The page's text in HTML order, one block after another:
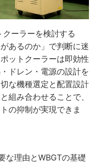
ーラーを検討する
あるのか」で判断に迷
ットクーラーは即効性
ドレン・電源の設計を
な機種選定と配置設計
組み合わせることで、
の抑制が実現できま
理由とWBGTの基礎